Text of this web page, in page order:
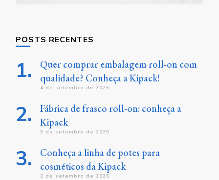
POSTS RECENTES
Quer comprar embalagem roll-on com
qualidade? Conheça a Kipack!
4 de setembro de 2025
Fábrica de frasco roll-on: conheça a
Kipack
3 de setembro de 2025
Conheça a linha de potes para
cosméticos da Kipack
2 de setembro de 2025